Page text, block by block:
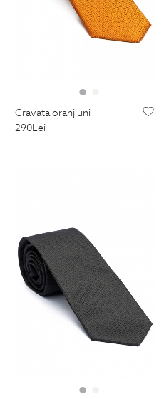
cravata oranj uni
290Lei